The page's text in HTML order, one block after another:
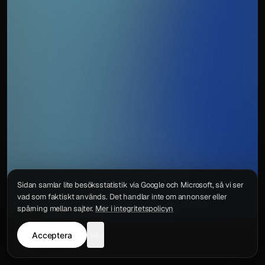
IntegritetspolicyKontakt
Sidan samlar lite besöksstatistik via Google och Microsoft, så vi ser
vad som faktiskt används. Det handlar inte om annonser eller
spårning mellan sajter. Mer i integritetspolicyn
Acceptera neka